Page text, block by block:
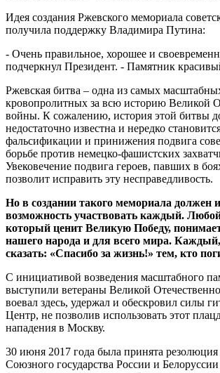
Идея создания Ржевского мемориала
получила поддержку Владимира Путина:
- Очень правильное, хорошее и
подчеркнул Президент. - Памятник
Ржевская битва – одна из самых
кровопролитных за всю историю Великой
войны. К сожалению, история этой битвы
недостаточно известна и нередко
фальсификации и принижения подвига
борьбе против немецко-фашистских
Увековечение подвига героев, павших в
позволит исправить эту несправедливость.
Но в создании такого мемориала должен
возможность участвовать каждый.
который ценит Великую Победу,
нашего народа и для всего мира. Каждый,
сказать: «Спасибо за жизнь!» тем, кто
С инициативой возведения масштабного
выступили ветераны Великой
воевал здесь, удержал и обескровил силы
Центр, не позволив использовать этот
нападения в Москву.
30 июня 2017 года была принята резолюция
Союзного государства России и Белоруссии